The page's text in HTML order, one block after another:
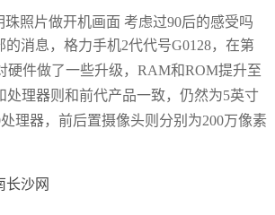
的消息，格力手机2代代号G0128，在第
硬件做了一些升级，RAM和ROM提升至
处理器则和前代产品一致，仍然为5英寸
理器，前后置摄像头则分别为200万像素
长沙网